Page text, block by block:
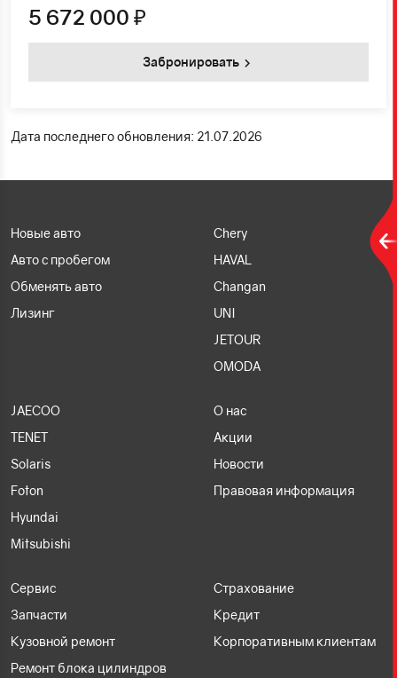
5 672 000 ₽
Забронировать
Дата последнего обновления: 21.07.2026
Новые авто
Авто с пробегом
Обменять авто
Лизинг
Chery
HAVAL
Changan
UNI
JETOUR
OMODA
JAECOO
TENET
Solaris
Foton
Hyundai
Mitsubishi
О нас
Акции
Новости
Правовая информация
Сервис
Запчасти
Кузовной ремонт
Ремонт блока цилиндров
Страхование
Кредит
Корпоративным клиентам